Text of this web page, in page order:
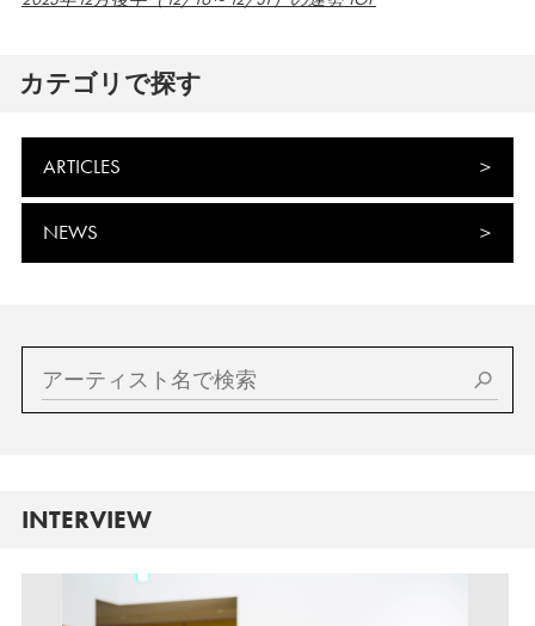
カテゴリで探す
ARTICLES
NEWS
INTERVIEW